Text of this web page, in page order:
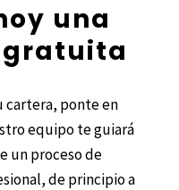
una
cartera, ponte en
equipo te guiará
un proceso de
de principio a